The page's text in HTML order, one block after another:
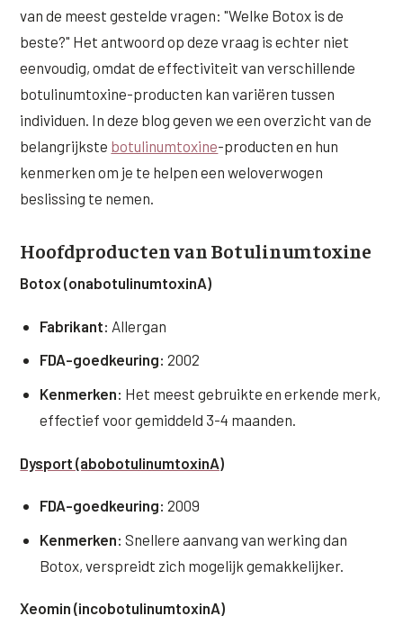
Wangen
CONTOUR & HALS
Kaaklijn
Hals
Handen
Hyperpigmentatie
Kaalheid en haarverlies
Bekijk alle zones →
Saypha Volume Plus
Sculptra (collageen aanmaak)
Silhouette Soft
Teosyal Redensity
HUID & AANVULLEND
Epionce huidverzorging
Peeling
Plexr Soft Surgery
PRP-behandeling
RRS HA Eyes
Tretinoïne (vitamine A zuur) crème
Alle behandelingen →
Volume Verlies Profiel
Atletisch verouderings profiel
Digitale Nek Profiel
van de meest gestelde vragen: "Welke Botox is de
beste?" Het antwoord op deze vraag is echter niet
eenvoudig, omdat de effectiviteit van verschillende
botulinumtoxine-producten kan variëren tussen
individuen. In deze blog geven we een overzicht van de
belangrijkste botulinumtoxine-producten en hun
kenmerken om je te helpen een weloverwogen
beslissing te nemen.
Hoofdproducten van Botulinumtoxine
Botox (onabotulinumtoxinA)
Fabrikant: Allergan
FDA-goedkeuring: 2002
Kenmerken: Het meest gebruikte en erkende merk,
effectief voor gemiddeld 3-4 maanden.
Dysport (abobotulinumtoxinA)
FDA-goedkeuring: 2009
Kenmerken: Snellere aanvang van werking dan
Botox, verspreidt zich mogelijk gemakkelijker.
Xeomin (incobotulinumtoxinA)